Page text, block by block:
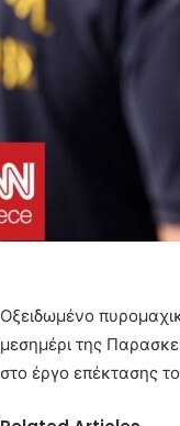
Οξειδωμένο
μεσημέρι της
στο έργο επέκτασης